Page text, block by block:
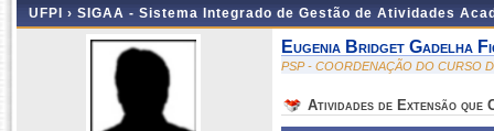
UFPI › SIGAA - Sistema Integrado de Gestão de Atividades
Eugenia Bridget Gadelha
PSP - COORDENAÇÃO DO CURSO
Atividades de Extensão que